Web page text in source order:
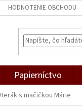
HODNOTENIE OBCHODU
Papierníctvo
s mačičkou Márie